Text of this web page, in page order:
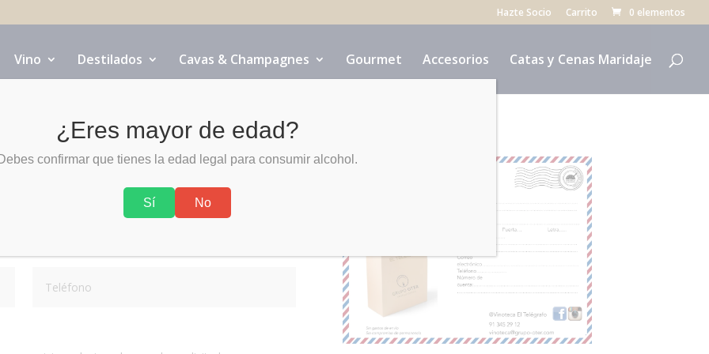
Hazte Socio Carrito 0 elementos
Vino Destilados Cavas & Champagnes Gourmet Accesorios Catas y Cenas Maridaje
BOAT WINE? Déjanos tus datos y
¿Eres mayor de edad?
Debes confirmar que tienes la edad legal para consumir alcohol.
Sí No